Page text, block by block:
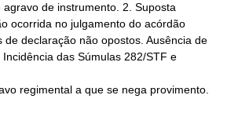
de instrumento. 2. Suposta
regimental a que se nega provimento.